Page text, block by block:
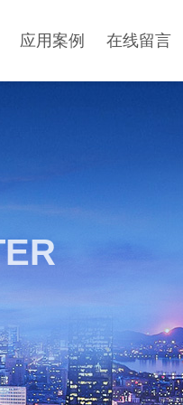
应用案例 在线留言